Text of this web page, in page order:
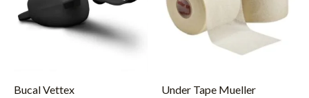
Bucal Vettex Under Tape Mueller